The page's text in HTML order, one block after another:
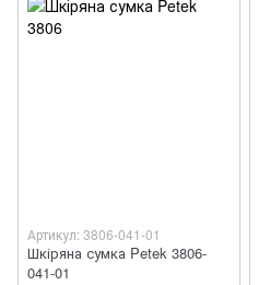
Артикул: 3806-041-01
Шкіряна сумка Petek 3806-
041-01